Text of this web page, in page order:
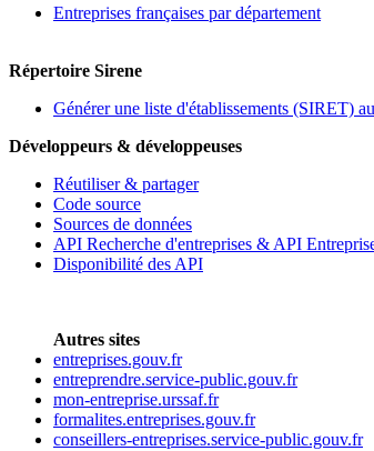
Entreprises françaises par département
Répertoire Sirene
Générer une liste d'établissements (SIRET)
Développeurs & développeuses
Réutiliser & partager
Code source
Sources de données
API Recherche d'entreprises & API
Disponibilité des API
Autres sites
entreprises.gouv.fr
entreprendre.service-public.gouv.fr
mon-entreprise.urssaf.fr
formalites.entreprises.gouv.fr
conseillers-entreprises.service-public.gouv.fr